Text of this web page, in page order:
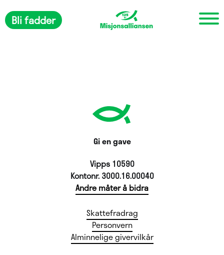
Bli fadder
Gi en gave
Vipps 10590
Kontonr. 3000.16.00040
Andre måter å bidra
Skattefradrag
Personvern
Alminnelige givervilkår